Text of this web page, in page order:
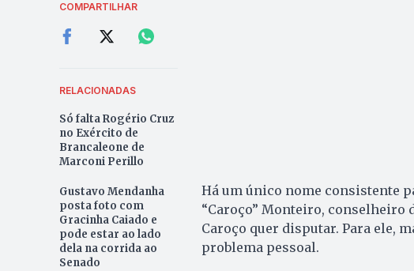
COMPARTILHAR
RELACIONADAS
Só falta Rogério Cruz
no Exército de
Brancaleone de
Marconi Perillo
Gustavo Mendanha
posta foto com
Gracinha Caiado e
pode estar ao lado
dela na corrida ao
Senado
Há um único nome consistente
“Caroço” Monteiro, conselheiro
Caroço quer disputar. Para ele,
problema pessoal.